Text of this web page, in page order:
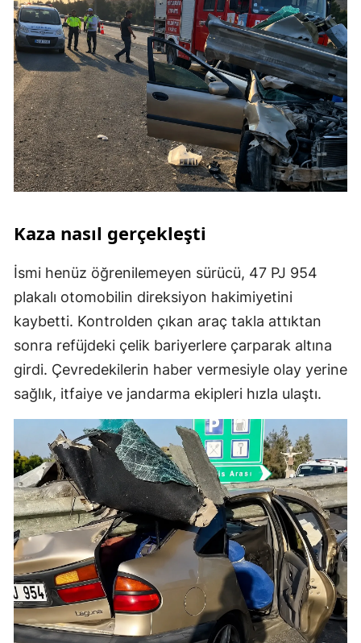
Kaza nasıl gerçekleşti
İsmi henüz öğrenilemeyen sürücü, 47 PJ 954
plakalı otomobilin direksiyon hakimiyetini
kaybetti. Kontrolden çıkan araç takla attıktan
sonra refüjdeki çelik bariyerlere çarparak altına
girdi. Çevredekilerin haber vermesiyle olay yerine
sağlık, itfaiye ve jandarma ekipleri hızla ulaştı.